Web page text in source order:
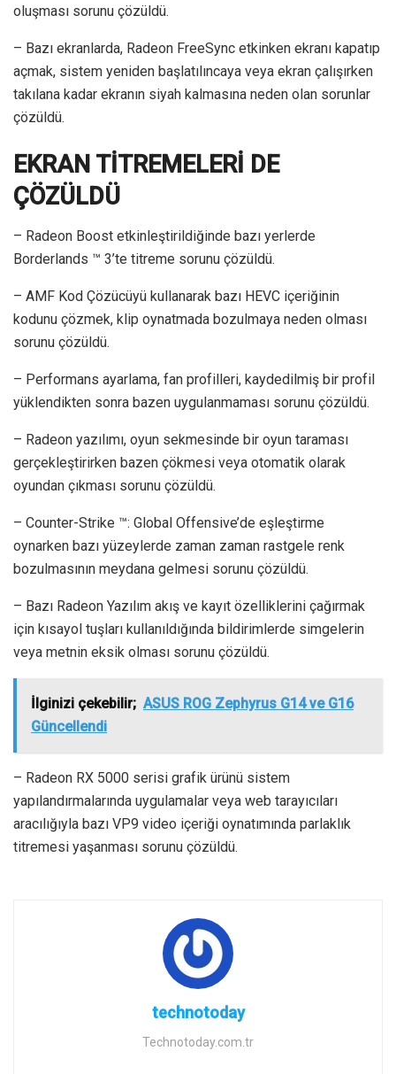
oluşması sorunu çözüldü.
– Bazı ekranlarda, Radeon FreeSync etkinken ekranı kapatıp
açmak, sistem yeniden başlatılıncaya veya ekran çalışırken
takılana kadar ekranın siyah kalmasına neden olan sorunlar
çözüldü.
EKRAN TİTREMELERİ DE
ÇÖZÜLDÜ
– Radeon Boost etkinleştirildiğinde bazı yerlerde
Borderlands ™ 3’te titreme sorunu çözüldü.
– AMF Kod Çözücüyü kullanarak bazı HEVC içeriğinin
kodunu çözmek, klip oynatmada bozulmaya neden olması
sorunu çözüldü.
– Performans ayarlama, fan profilleri, kaydedilmiş bir profil
yüklendikten sonra bazen uygulanmaması sorunu çözüldü.
– Radeon yazılımı, oyun sekmesinde bir oyun taraması
gerçekleştirirken bazen çökmesi veya otomatik olarak
oyundan çıkması sorunu çözüldü.
– Counter-Strike ™: Global Offensive’de eşleştirme
oynarken bazı yüzeylerde zaman zaman rastgele renk
bozulmasının meydana gelmesi sorunu çözüldü.
– Bazı Radeon Yazılım akış ve kayıt özelliklerini çağırmak
için kısayol tuşları kullanıldığında bildirimlerde simgelerin
veya metnin eksik olması sorunu çözüldü.
İlginizi çekebilir; ASUS ROG Zephyrus G14 ve G16
Güncellendi
– Radeon RX 5000 serisi grafik ürünü sistem
yapılandırmalarında uygulamalar veya web tarayıcıları
aracılığıyla bazı VP9 video içeriği oynatımında parlaklık
titremesi yaşanması sorunu çözüldü.
technotoday
Technotoday.com.tr